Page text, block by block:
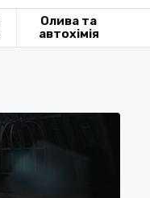
Олива та
автохімія